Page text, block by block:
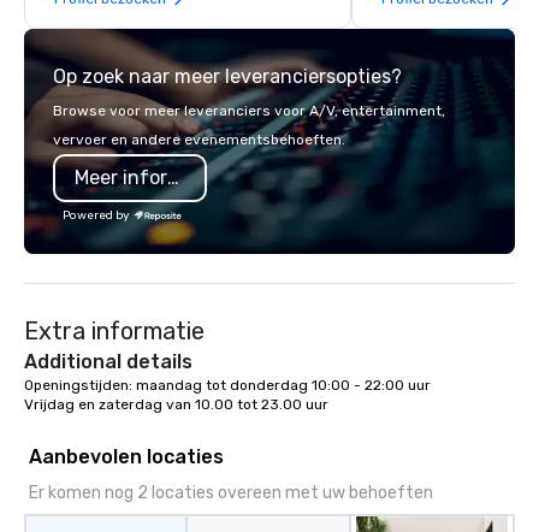
costs. Trusted by top organizations
across all industries, Tallen brings
visions to life and ensures every
event creates lasting impact.
extend shelf life,
opportunities to add
ingredients. We
ingredients in order to
while honoring
bounty.
Op zoek naar meer leveranciersopties?
Browse voor meer leveranciers voor A/V, entertainment,
vervoer en andere evenementsbehoeften.
Meer informatie
Powered by
Extra informatie
Additional details
Openingstijden: maandag tot donderdag 10:00 - 22:00 uur
Vrijdag en zaterdag van 10.00 tot 23.00 uur
Aanbevolen locaties
Er komen nog 2 locaties overeen met uw behoeften